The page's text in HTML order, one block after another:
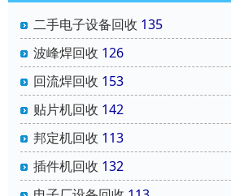
二手电子设备回收 135
波峰焊回收 126
回流焊回收 153
贴片机回收 142
邦定机回收 113
插件机回收 132